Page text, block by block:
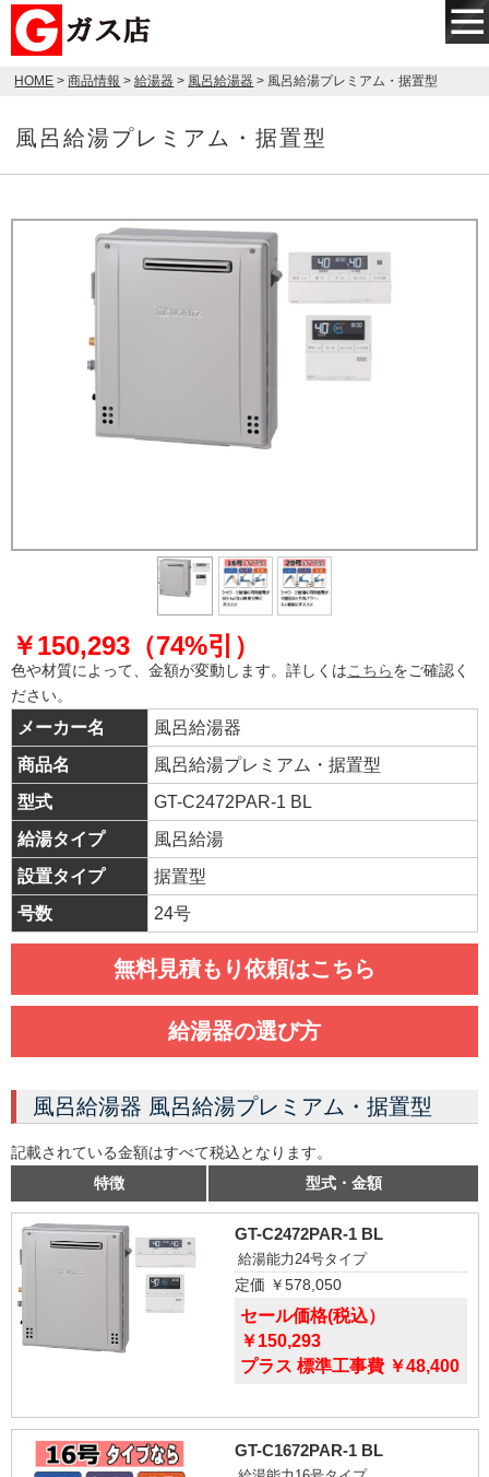
HOME >商品情報 >給湯器 > 風呂給湯器 > 風呂給湯プレミアム・据置型
風呂給湯プレミアム・据置型
￥150,293（74%引）
色や材質によって、金額が変動します。詳しくはこちら をご確認く
ださい。
メーカー名
風呂給湯器
商品名
風呂給湯プレミアム・据置型
型式
GT-C2472PAR-1 BL
給湯タイプ
風呂給湯
設置タイプ
据置型
号数
24号
無料見積もり依頼はこちら
給湯器の選び方
風呂給湯器 風呂給湯プレミアム・据置型
記載されている金額はすべて税込となります。
特徴
型式・金額
GT-C2472PAR-1 BL
給湯能力24号タイプ
定価 ￥578,050
セール価格(税込）
￥150,293
プラス 標準工事費 ￥48,400
GT-C1672PAR-1 BL